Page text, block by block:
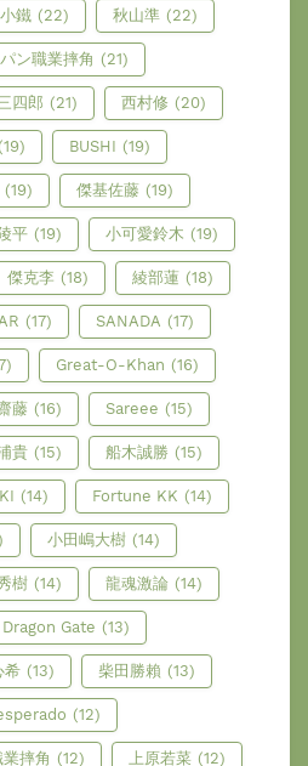
鐵 (22) 秋山準 (22)
ン職業摔角 (21)
四郎 (21) 西村修 (20)
BUSHI (19)
(19) 傑基佐藤 (19)
平 (19) 小可愛鈴木 (19)
傑克李 (18) 綾部蓮 (18)
(17) SANADA (17)
Great-O-Khan (16)
藤 (16) Sareee (15)
貴 (15) 船木誠勝 (15)
(14) Fortune KK (14)
小田嶋大樹 (14)
樹 (14) 龍魂激論 (14)
Dragon Gate (13)
希 (13) 柴田勝賴 (13)
(12)
摔角 (12) 上原若菜 (12)